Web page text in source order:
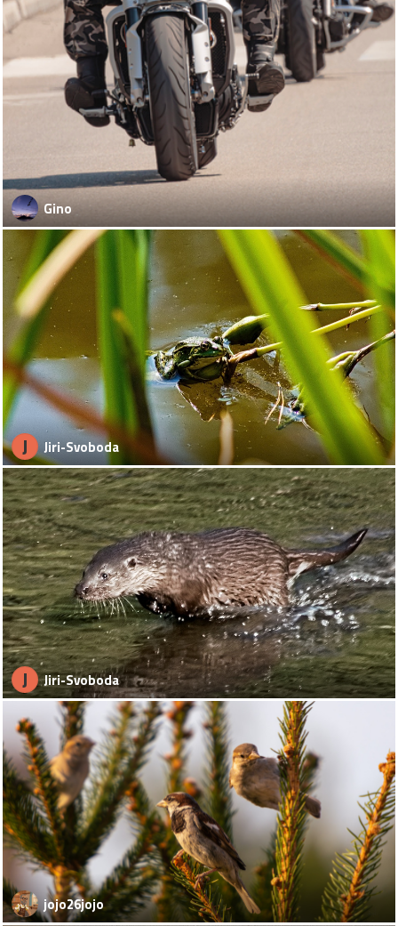
Gino
J Jiri-Svoboda
J Jiri-Svoboda
jojo26jojo